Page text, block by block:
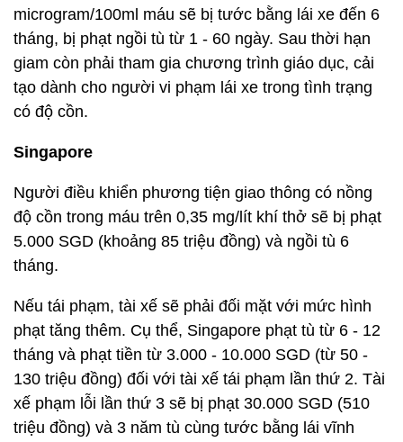
microgram/100ml máu sẽ bị tước bằng lái xe đến 6
tháng, bị phạt ngồi tù từ 1 - 60 ngày. Sau thời hạn
giam còn phải tham gia chương trình giáo dục, cải
tạo dành cho người vi phạm lái xe trong tình trạng
có độ cồn.
Singapore
Người điều khiển phương tiện giao thông có nồng
độ cồn trong máu trên 0,35 mg/lít khí thở sẽ bị phạt
5.000 SGD (khoảng 85 triệu đồng) và ngồi tù 6
tháng.
Nếu tái phạm, tài xế sẽ phải đối mặt với mức hình
phạt tăng thêm. Cụ thể, Singapore phạt tù từ 6 - 12
tháng và phạt tiền từ 3.000 - 10.000 SGD (từ 50 -
130 triệu đồng) đối với tài xế tái phạm lần thứ 2. Tài
xế phạm lỗi lần thứ 3 sẽ bị phạt 30.000 SGD (510
triệu đồng) và 3 năm tù cùng tước bằng lái vĩnh